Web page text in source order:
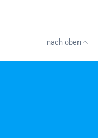
nach oben